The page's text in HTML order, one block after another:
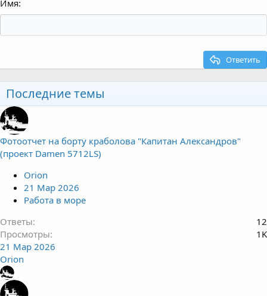
Имя
Ответить
Последние темы
Фотоотчет на борту краболова "Капитан Александров"
(проект Damen 5712LS)
Orion
21 Мар 2026
Работа в море
Ответы
12
Просмотры
1K
21 Мар 2026
Orion